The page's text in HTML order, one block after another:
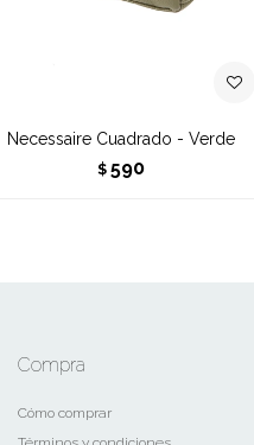
Necessaire Cuadrado - Verde
$ 590
Compra
Cómo comprar